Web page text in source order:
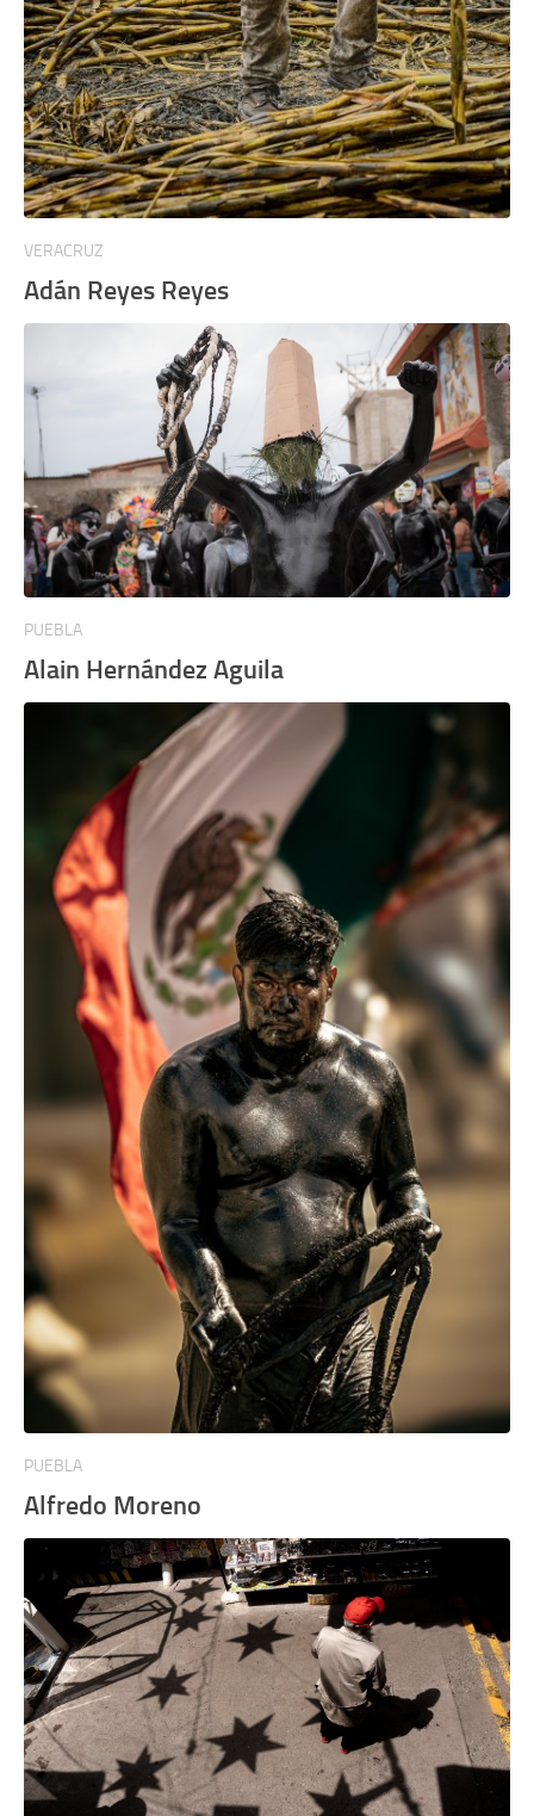
VERACRUZ
Adán Reyes Reyes
PUEBLA
Alain Hernández Aguila
PUEBLA
Alfredo Moreno